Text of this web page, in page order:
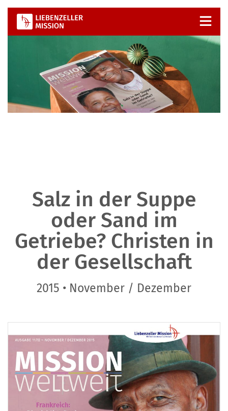
Zum
Inhalt
springen
Salz in der Suppe
oder Sand im
Getriebe? Christen in
der Gesellschaft
2015 • November / Dezember